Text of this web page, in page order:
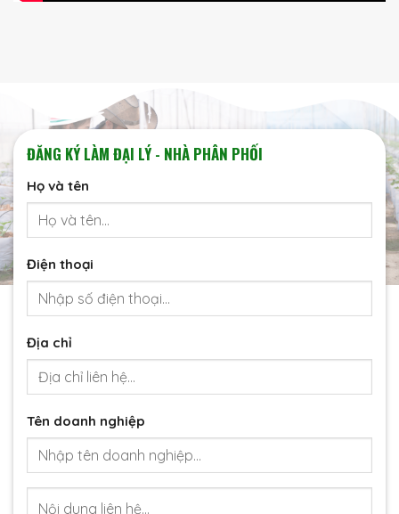
ĐĂNG KÝ LÀM ĐẠI LÝ - NHÀ PHÂN PHỐI
Họ và tên
Điện thoại
Địa chỉ
Tên doanh nghiệp